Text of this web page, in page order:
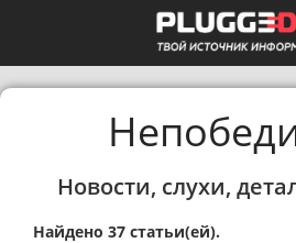
Новости, слухи,
Найдено 37 статьи(ей).